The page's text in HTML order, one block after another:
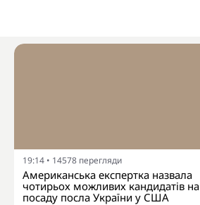
19:14 • 14578 перегляди
Американська експертка назвала
чотирьох можливих кандидатів на
посаду посла України у США